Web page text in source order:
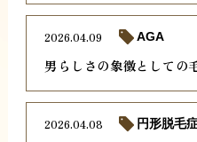
男らしさの象徴としての
2026.04.09 AGA
2026.04.08 円形脱毛